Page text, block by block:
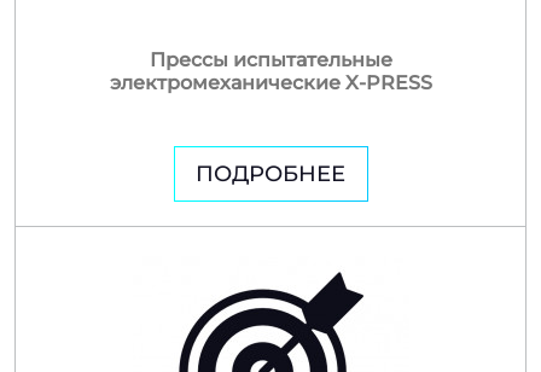
Прессы испытательные
электромеханические X-PRESS
ПОДРОБНЕЕ